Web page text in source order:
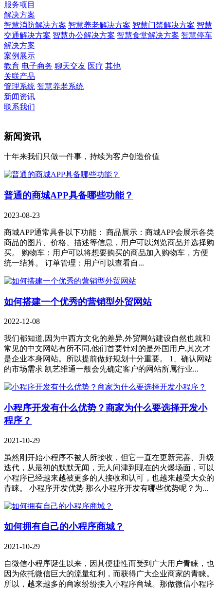
服务项目
解决方案
智慧消防解决方案 智慧养老解决方案 智慧门禁解决方案 智慧
交通解决方案 智慧办公解决方案 智慧食堂解决方案 智慧停车
解决方案
案例展示
教育 电子商务 聊天交友 医疗 其他
关联产品
管理系统 智慧养老系统
新闻资讯
联系我们
新闻资讯
十年来我们只做一件事，持续为客户创造价值
普通的商城APP具备哪些功能？
2023-08-23
商城APP通常具备以下功能： 商品展示：商城APP会展示各类
商品的图片、价格、描述等信息，用户可以浏览商品并选择购
买。 购物车：用户可以将想要购买的商品加入购物车，方便
统一结算。 订单管理：用户可以查看自...
如何搭建一个优秀的营销型外贸网站
2022-12-08
我们都知道,因为中西方文化的差异,外贸网站建设自然也就和
常见的中文网站有所不同,他们首要针对的是外国用户,其次才
是企业本身网站。所以提前做好规划十分重要。 1、确认网站
的市场需求 凯艺维通一般会先确定客户的网站所属行业...
小程序开发有什么优势？商家为什么要选择开发小
程序？
2021-10-29
虽然刚开始小程序不被人所接收，但它一直在更新完善、升级
迭代，从最初的默默无闻，无人问津到现在的火爆场面，可以
小程序已经越来越被更多的人接收和认可，也越来越受大众的
青睐。 小程序开发优势 那么小程序开发有哪些优势呢？为...
如何拥有自己的小程序商城？
2021-10-29
自微信小程序诞生以来，因其便捷性而受到广大用户青睐，也
因为依托微信巨大的流量红利，而获得广大企业商家的青睐。
所以，越来越多的商家纷纷接入小程序商城。那做微信小程序